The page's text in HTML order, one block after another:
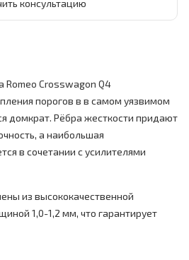
консультацию
Crosswagon Q4
порогов в в самом уязвимом
домкрат. Рёбра жесткости придают
а наибольшая
в сочетании с усилителями
из высококачественной
1,0-1,2 мм, что гарантирует